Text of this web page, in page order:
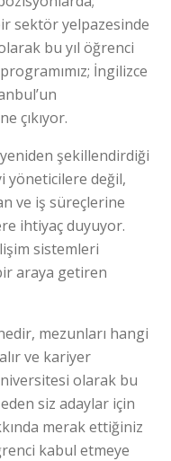
sektör yelpazesinde
bu yıl öğrenci
İngilizce
çıkıyor.
şekillendirdiği
yöneticilere değil,
ve iş süreçlerine
ihtiyaç duyuyor.
sistemleri
araya getiren
mezunları hangi
ve kariyer
olarak bu
siz adaylar için
merak ettiğiniz
kabul etmeye